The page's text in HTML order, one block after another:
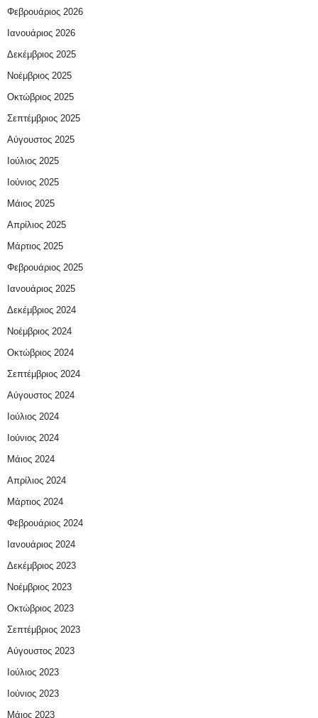
Φεβρουάριος 2026
Ιανουάριος 2026
Δεκέμβριος 2025
Νοέμβριος 2025
Οκτώβριος 2025
Σεπτέμβριος 2025
Αύγουστος 2025
Ιούλιος 2025
Ιούνιος 2025
Μάιος 2025
Απρίλιος 2025
Μάρτιος 2025
Φεβρουάριος 2025
Ιανουάριος 2025
Δεκέμβριος 2024
Νοέμβριος 2024
Οκτώβριος 2024
Σεπτέμβριος 2024
Αύγουστος 2024
Ιούλιος 2024
Ιούνιος 2024
Μάιος 2024
Απρίλιος 2024
Μάρτιος 2024
Φεβρουάριος 2024
Ιανουάριος 2024
Δεκέμβριος 2023
Νοέμβριος 2023
Οκτώβριος 2023
Σεπτέμβριος 2023
Αύγουστος 2023
Ιούλιος 2023
Ιούνιος 2023
Μάιος 2023